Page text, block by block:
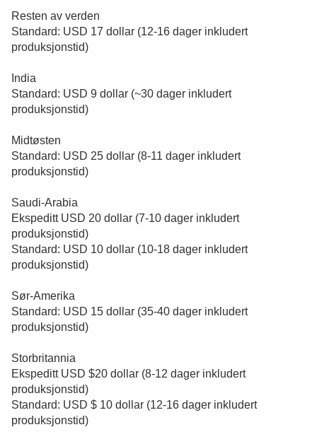
Resten av verden
Standard: USD 17 dollar (12-16 dager inkludert
produksjonstid)
India
Standard: USD 9 dollar (~30 dager inkludert
produksjonstid)
Midtøsten
Standard: USD 25 dollar (8-11 dager inkludert
produksjonstid)
Saudi-Arabia
Ekspeditt USD 20 dollar (7-10 dager inkludert
produksjonstid)
Standard: USD 10 dollar (10-18 dager inkludert
produksjonstid)
Sør-Amerika
Standard: USD 15 dollar (35-40 dager inkludert
produksjonstid)
Storbritannia
Ekspeditt USD $20 dollar (8-12 dager inkludert
produksjonstid)
Standard: USD $ 10 dollar (12-16 dager inkludert
produksjonstid)